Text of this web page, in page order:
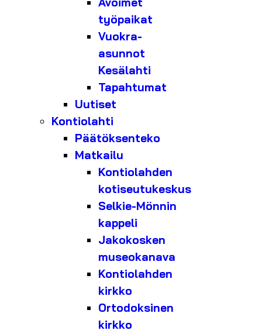
työpaikat
Vuokra-
asunnot
Kesälahti
Tapahtumat
Uutiset
Kontiolahti
Päätöksenteko
Matkailu
Kontiolahden
kotiseutukeskus
Selkie-Mönnin
kappeli
Jakokosken
museokanava
Kontiolahden
kirkko
Ortodoksinen
kirkko